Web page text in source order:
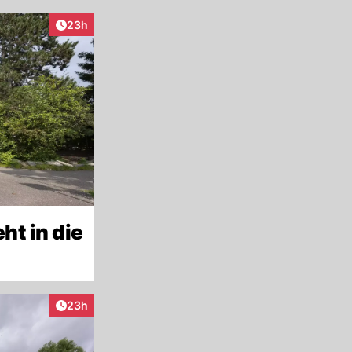
Artikel veröffentlicht:
23h
in die
Artikel veröffentlicht:
23h